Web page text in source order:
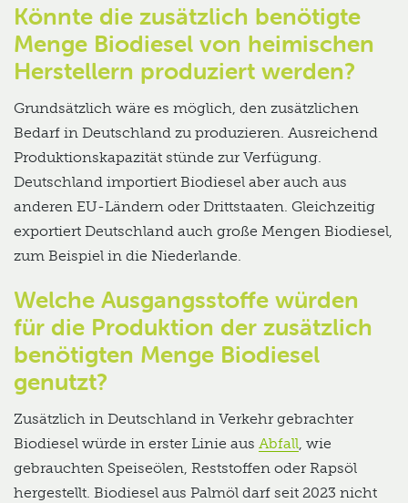
Könnte die zusätzlich benötigte
Menge Biodiesel von heimischen
Herstellern produziert werden?
Grundsätzlich wäre es möglich, den zusätzlichen
Bedarf in Deutschland zu produzieren. Ausreichend
Produktionskapazität stünde zur Verfügung.
Deutschland importiert Biodiesel aber auch aus
anderen EU-Ländern oder Drittstaaten. Gleichzeitig
exportiert Deutschland auch große Mengen Biodiesel,
zum Beispiel in die Niederlande.
Welche Ausgangsstoffe würden
für die Produktion der zusätzlich
benötigten Menge Biodiesel
genutzt?
Zusätzlich in Deutschland in Verkehr gebrachter
Biodiesel würde in erster Linie aus Abfall, wie
gebrauchten Speiseölen, Reststoffen oder Rapsöl
hergestellt. Biodiesel aus Palmöl darf seit 2023 nicht